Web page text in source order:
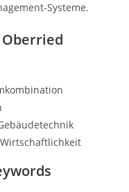
Systeme.